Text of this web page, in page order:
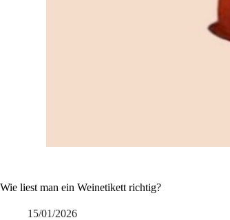
Wie liest man ein Weinetikett richtig?
15/01/2026